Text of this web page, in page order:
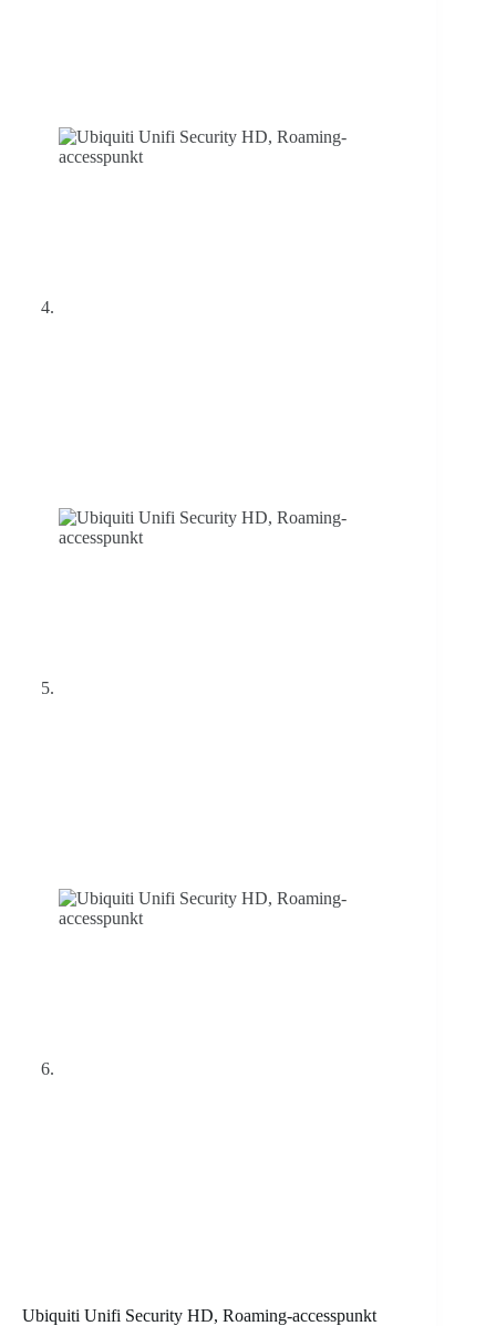
Ubiquiti Unifi Security HD, Roaming-accesspunkt